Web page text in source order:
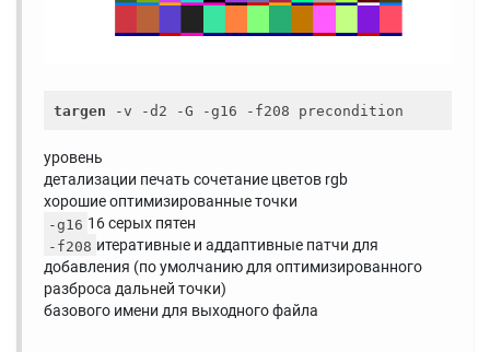
targen
уровень
детализации печать сочетание цветов rgb
хорошие оптимизированные точки
-g16 16 серых пятен
-f208 итеративные и аддаптивные патчи для
добавления (по умолчанию для оптимизированного
разброса дальней точки)
базового имени для выходного файла